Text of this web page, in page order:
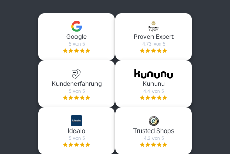
Google
5 von 5
Proven Expert
4.73 von 5
Kundenerfahrung
5 von 5
Kununu
4.4 von 5
Idealo
5 von 5
Trusted Shops
4.2 von 5